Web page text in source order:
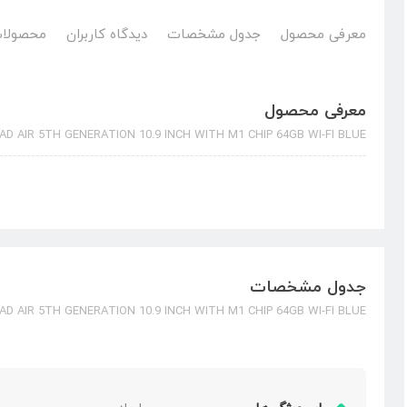
معرفی محصول جدول مشخصات دیدگاه کاربران
معرفی محصول
AIR 5TH GENERATION 10.9 INCH WITH M1 CHIP 64GB WI-FI BLUE
جدول مشخصات
AIR 5TH GENERATION 10.9 INCH WITH M1 CHIP 64GB WI-FI BLUE